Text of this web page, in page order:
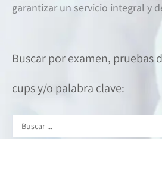
garantizar un servicio integral y
Buscar por examen, pruebas
cups y/o palabra clave:
Search
...